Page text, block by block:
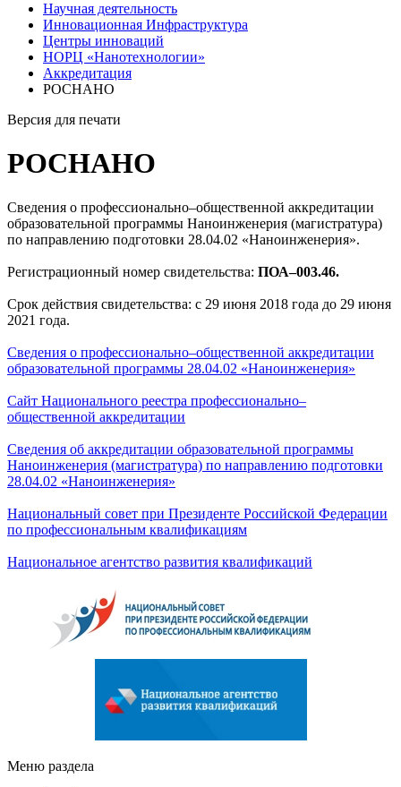
Научная деятельность
Инновационная Инфраструктура
Центры инноваций
НОРЦ «Нанотехнологии»
Аккредитация
РОСНАНО
Версия для печати
РОСНАНО
Сведения о профессионально–общественной аккредитации
образовательной программы Наноинженерия (магистратура)
по направлению подготовки 28.04.02 «Наноинженерия».
Регистрационный номер свидетельства: ПОА–003.46.
Срок действия свидетельства: с 29 июня 2018 года до 29 июня
2021 года.
Сведения о профессионально–общественной аккредитации
образовательной программы 28.04.02 «Наноинженерия»
Сайт Национального реестра профессионально–
общественной аккредитации
Сведения об аккредитации образовательной программы
Наноинженерия (магистратура) по направлению подготовки
28.04.02 «Наноинженерия»
Национальный совет при Президенте Российской Федерации
по профессиональным квалификациям
Национальное агентство развития квалификаций
Меню раздела